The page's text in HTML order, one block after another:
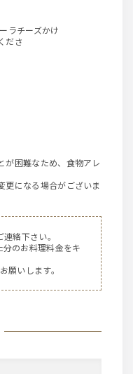
ラチーズかけ
ださ
困難なため、食物アレ
になる場合がございま
絡下さい。
のお料理料金をキ
願いします。